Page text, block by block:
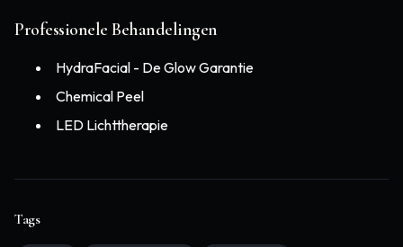
Professionele Behandelingen
HydraFacial - De Glow Garantie
Chemical Peel
LED Lichttherapie
Tags